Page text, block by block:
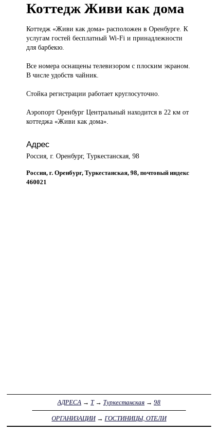
Коттедж Живи как дома
Коттедж «Живикак дома» расположен в Оренбурге. К
услугам гостей бесплатный Wi-Fi и принадлежности
для барбекю.
Все номера оснащены телевизором с плоским экраном.
В числе удобств чайник.
Стойка регистрации работает круглосуточно.
Аэропорт Оренбург Центральный находится в 22 км от
коттеджа «Живи как дома».
Адрес
Россия, г. Оренбург, Туркестанская, 98
Россия, г. Оренбург, Туркестанская, 98, почтовый индекс
460021
АДРЕСА → Т→ Туркестанская → 98
ОРГАНИЗАЦИИ→ ГОСТИНИЦЫ, ОТЕЛИ